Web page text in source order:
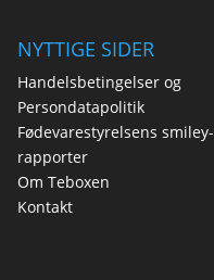
NYTTIGE SIDER
Handelsbetingelser og
Persondatapolitik
Fødevarestyrelsens smiley-
rapporter
Om Teboxen
Kontakt